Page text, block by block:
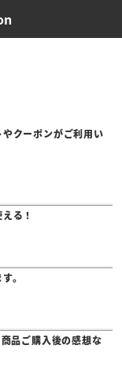
クーポンがご利用い
る！
。
品ご購入後の感想な